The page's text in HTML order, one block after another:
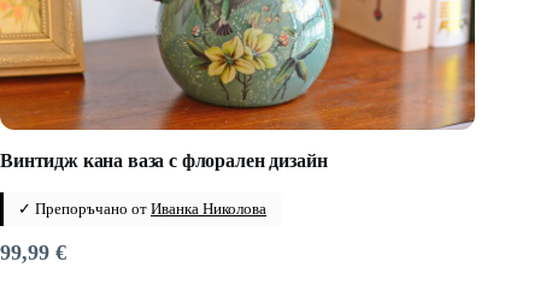
Винтидж кана ваза с флорален дизайн
✓ Препоръчано от Иванка Николова
99,99 €